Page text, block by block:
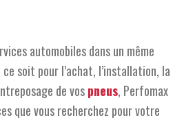
automobiles dans un même
soit pour l’achat, l’installation, la
de vospneus, Perfomax
que vous recherchez pour votre